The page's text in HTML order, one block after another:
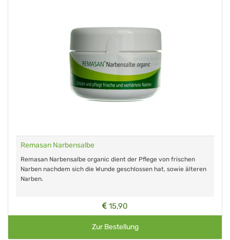
Remasan Narbensalbe
Remasan Narbensalbe organic dient der Pflege von frischen
Narben nachdem sich die Wunde geschlossen hat, sowie älteren
Narben.
15,90
Zur Bestellung